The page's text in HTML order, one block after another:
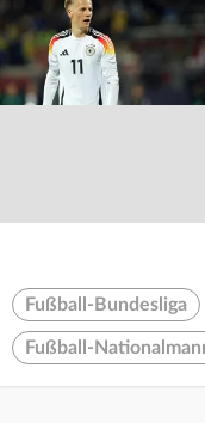
Fußball-Bundesliga
Fußball-